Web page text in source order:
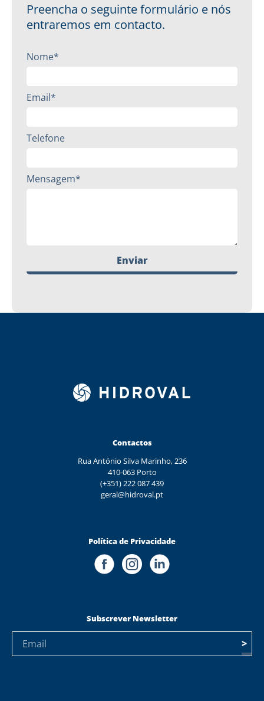
Preencha o seguinte formulário e nós
entraremos em contacto.
Nome*
Email*
Telefone
Mensagem*
Enviar
Contactos
Rua António Silva Marinho, 236
410-063 Porto
(+351) 222 087 439
geral@hidroval.pt
Política de Privacidade
Subscrever Newsletter
>